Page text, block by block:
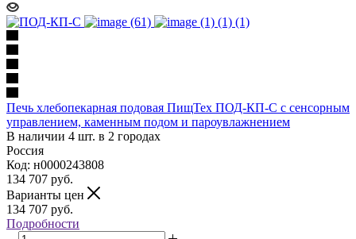
Печь хлебопекарная подовая ПищТех ПОД-КП-С с сенсорным
управлением, каменным подом и пароувлажнением
В наличии 4 шт. в 2 городах
Россия
Код: н0000243808
134 707 руб.
Варианты цен
134 707 руб.
Подробности